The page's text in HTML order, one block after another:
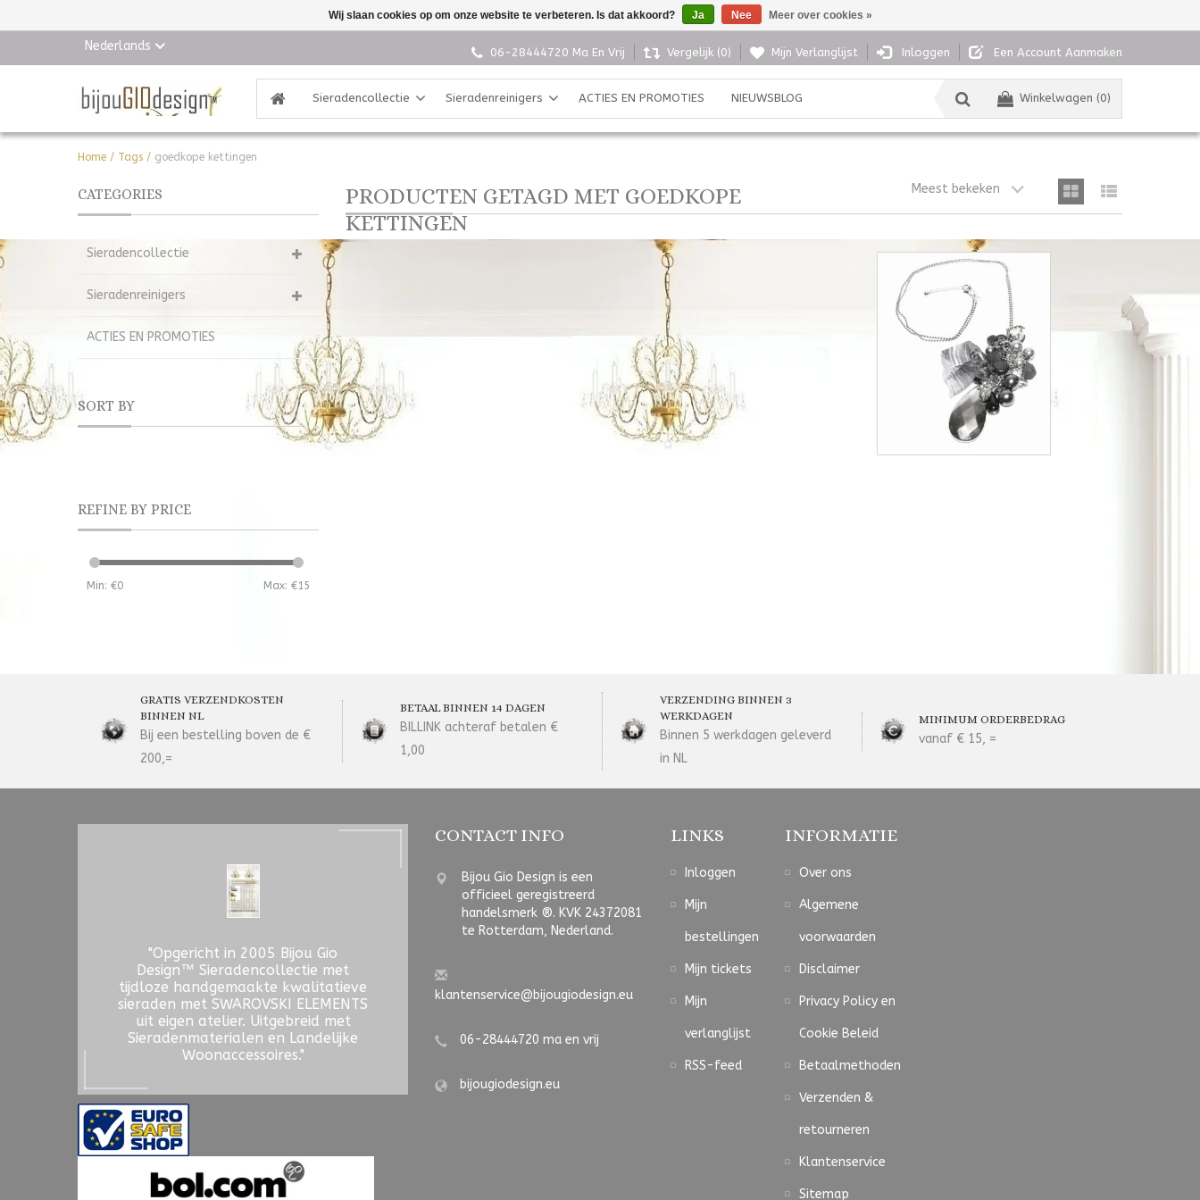
Nederlands 06-28444720 Ma En Vrij Vergelijk (0) Mijn Verlanglijst Inloggen Een Account Aanmaken
Winkelwagen (0)
Sieradencollectie Sieradenreinigers ACTIES EN PROMOTIES NIEUWSBLOG
Home / Tags / goedkope kettingen
CATEGORIES
Sieradencollectie
Sieradenreinigers
ACTIES EN PROMOTIES
SORT BY
REFINE BY PRICE
Min: €0 Max: €15
PRODUCTEN GETAGD MET GOEDKOPE
KETTINGEN
Meest bekeken
GRATIS VERZENDKOSTEN
BINNEN NL
Bij een bestelling boven de €
200,=
BETAAL BINNEN 14 DAGEN
BILLINK achteraf betalen €
1,00
VERZENDING BINNEN 3
WERKDAGEN
Binnen 5 werkdagen geleverd
in NL
MINIMUM ORDERBEDRAG
vanaf € 15, =
"Opgericht in 2005 Bijou Gio
Design™ Sieradencollectie met
tijdloze handgemaakte kwalitatieve
sieraden met SWAROVSKI ELEMENTS
uit eigen atelier. Uitgebreid met
Sieradenmaterialen en Landelijke
Woonaccessoires."
CONTACT INFO
Bijou Gio Design is een
officieel geregistreerd
handelsmerk ®. KVK 24372081
te Rotterdam, Nederland.
klantenservice@bijougiodesign.eu
06-28444720 ma en vrij
bijougiodesign.eu
LINKS
Inloggen
Mijn
bestellingen
Mijn tickets
Mijn
verlanglijst
RSS-feed
INFORMATIE
Over ons
Algemene
voorwaarden
Disclaimer
Privacy Policy en
Cookie Beleid
Betaalmethoden
Verzenden &
retourneren
Klantenservice
Sitemap
Wij slaan cookies op om onze website te verbeteren. Is dat akkoord? Ja Nee Meer over cookies »